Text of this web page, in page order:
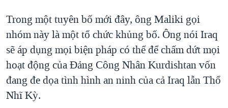
"Tìm"NGƯỜI VIỆT HẢI NGOẠI
ĐỜI SỐNG
KINH TẾ
KHOA HỌC
SỨC KHOẺ
HÀNH TRÌNH BẦU CỬ 2024
MỘT NĂM CHIẾN TRANH TẠI DẢI GAZA
GIẢI MÃ VÀNH ĐAI & CON ĐƯỜNG
NGÀY TỊ NẠN THẾ GIỚI
TRỊNH VĨNH BÌNH - NGƯỜI HẠ 'BÊN THẮNG CUỘC'
VIDEO
NGHE
MẠNG XÃ HỘI
Trong một tuyên bố mới đây, ông Maliki gọi
nhóm này là một tổ chức khủng bố. Ông nói Iraq
sẽ áp dụng mọi biện pháp có thể để chấm dứt mọi
hoạt động của Đảng Công Nhân Kurdishtan vốn
đang đe dọa tình hình an ninh của cả Iraq lẫn Thổ
Nhĩ Kỳ.